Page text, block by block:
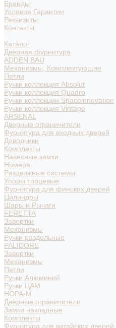
Бренды
Условия Гарантии
Реквизиты
Контакты
Каталог
Дверная фурнитура
ADDEN BAU
Механизмы, Комплектующие
Петли
Ручки коллекция Absolut
Ручки коллекция Quadro
Ручки коллекции Spaceinnovation
Ручки коллекция Vintage
ARSENAL
Дверные ограничители
Фурнитура для входных дверей
Доводчики
Комплекты
Навесные замки
Номера
Раздвижные системы
Упоры торцевые
Фурнитура для финских дверей
Цилиндры
Шары и Рычаги
FERETTA
Завертки
Механизмы
Ручки раздельные
PALIDORE
Завертки
Механизмы
Петли
Ручки Алюминий
Ручки ЦАМ
НОРА-М
Дверные ограничители
Замки накладные
Комплекты
Фурнитура для китайских дверей